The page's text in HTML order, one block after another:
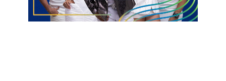
Campeonato Brasileiro 2026 na 5ª colocação do Grupo A8,
com 10 pontos, e voltou a ser eliminado antes do mata-mata